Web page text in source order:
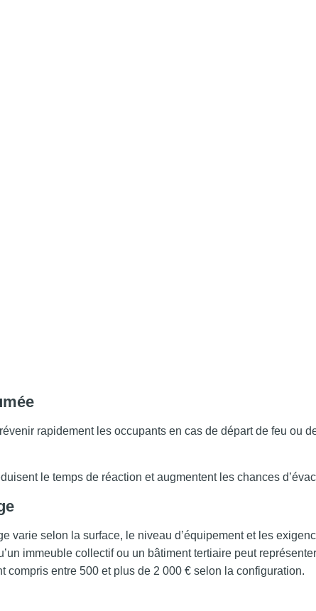
rapidement les occupants en cas de départ de feu ou
le temps de réaction et augmentent les chances
varie selon la surface, le niveau d’équipement et les
immeuble collectif ou un bâtiment tertiaire peut
compris entre 500 et plus de 2 000 € selon la configuration.